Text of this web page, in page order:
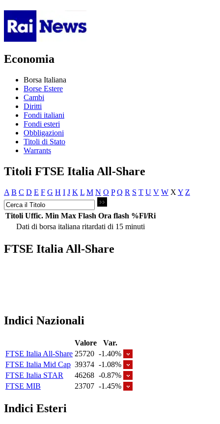
Economia
Borsa Italiana
Borse Estere
Cambi
Diritti
Fondi italiani
Fondi esteri
Obbligazioni
Titoli di Stato
Warrants
Titoli FTSE Italia All-Share
A B C D E F G H I J K L M N O P Q R S T U V W X Y Z
Titoli Uffic. Min Max Flash Ora flash %Fl/Ri
Dati di borsa italiana ritardati di 15 minuti
FTSE Italia All-Share
Indici Nazionali
Valore
Var.
FTSE Italia All-Share 25720 -1.40%
FTSE Italia Mid Cap 39374 -1.08%
FTSE Italia STAR
46268 -0.87%
FTSE MIB
23707 -1.45%
Indici Esteri